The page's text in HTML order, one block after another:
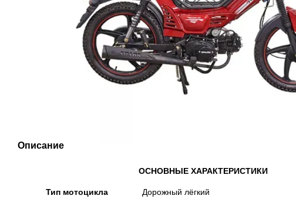
Описание
ОСНОВНЫЕ ХАРАКТЕРИСТИКИ
Тип мотоцикла Дорожный лёгкий